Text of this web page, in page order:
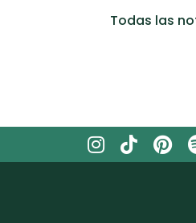
inesperada historia
Todas las